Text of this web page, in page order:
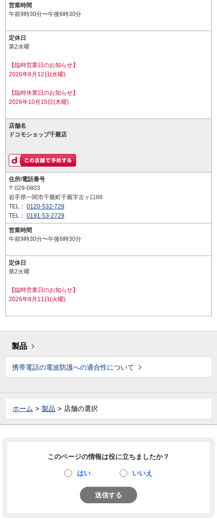
営業時間
午前9時30分〜午後6時30分
定休日
第2水曜
【臨時営業日のお知らせ】
2026年8月12日(水曜)
【臨時休業日のお知らせ】
2026年10月15日(木曜)
店舗名
ドコモショップ千厩店
住所/電話番号
〒029-0803
岩手県一関市千厩町千厩字古ヶ口88
TEL： 0120-532-729
TEL： 0191-53-2729
営業時間
午前9時30分〜午後6時30分
定休日
第2火曜
【臨時営業日のお知らせ】
2026年8月11日(火曜)
製品
携帯電話の電波防護への適合性について
ホーム 製品 店舗の選択
このページの情報は役に立ちましたか？
はい いいえ
送信する